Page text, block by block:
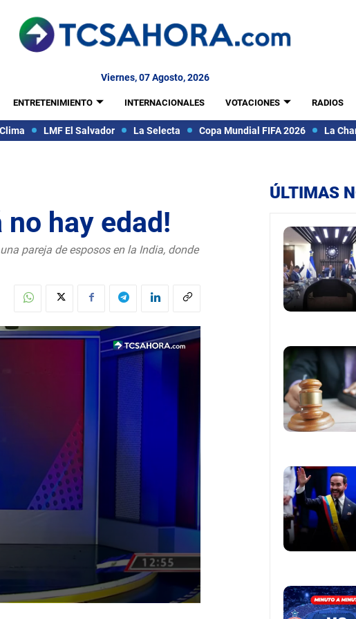
Viernes, 07 Agosto, 2026
ENTRETENIMIENTO INTERNACIONALES VOTACIONES RADIOS
Clima LMF El Salvador La Selecta Copa Mundial FIFA 2026 La
no hay edad!
pareja de esposos en la India, donde
ÚLTIMAS